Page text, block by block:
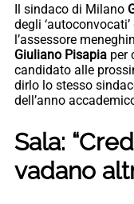
Il sindaco di Milano
degli
l’assessore
Giuliano Pisapia per
candidato alle
dirlo lo stesso
dell’anno
Sala:
vadano